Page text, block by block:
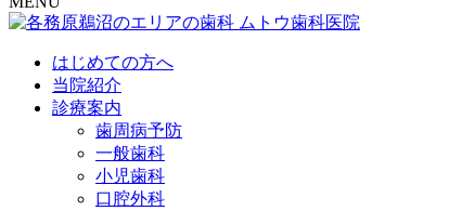
はじめての方へ
当院紹介
診療案内
歯周病予防
一般歯科
小児歯科
口腔外科